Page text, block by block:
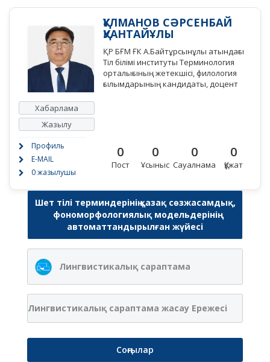
Хабарлама
Жазылу
Профиль
E-MAIL
0 жазылушы
ҚҰЛМАНОВ СӘРСЕНБАЙ
ҚУАНТАЙҰЛЫ
ҚР БҒМ ҒК А.Байтұрсынұлы атындағы
Тіл білімі институты Терминология
орталығының жетекшісі, филология
ғылымдарының кандидаты, доцент
0
Пост
0
Ұсыныс
0
Сауалнама
0
Құжат
Шет тілі терминдерінің қазақ сөзжасамдық,
фономорфологиялық модельдерінің
автоматтандырылған жүйесі
Лингвистикалық сараптама
Лингвистикалық сараптама жасау Ережесі
Соңғылар